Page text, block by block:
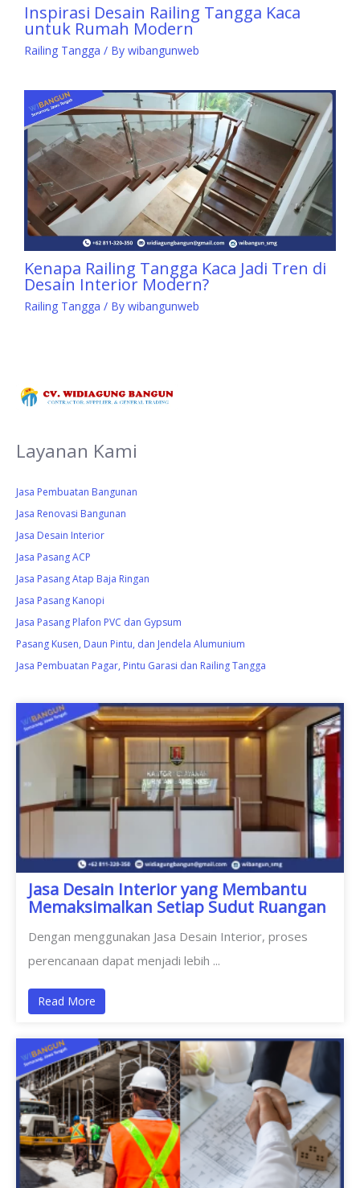
Inspirasi Desain Railing Tangga Kaca
untuk Rumah Modern
Railing Tangga / By wibangunweb
Kenapa Railing Tangga Kaca Jadi Tren di
Desain Interior Modern?
Railing Tangga / By wibangunweb
Layanan Kami
Jasa Pembuatan Bangunan
Jasa Renovasi Bangunan
Jasa Desain Interior
Jasa Pasang ACP
Jasa Pasang Atap Baja Ringan
Jasa Pasang Kanopi
Jasa Pasang Plafon PVC dan Gypsum
Pasang Kusen, Daun Pintu, dan Jendela Alumunium
Jasa Pembuatan Pagar, Pintu Garasi dan Railing Tangga
Jasa Desain Interior yang Membantu
Memaksimalkan Setiap Sudut Ruangan
Dengan menggunakan Jasa Desain Interior, proses
perencanaan dapat menjadi lebih ...
Read More